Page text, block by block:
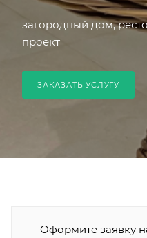
загородный дом,
проект
ЗАКАЗАТЬ УСЛУГУ
Оформите заявку